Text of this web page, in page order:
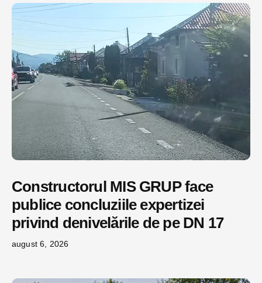
Constructorul MIS GRUP face
publice concluziile expertizei
privind denivelările de pe DN 17
august 6, 2026